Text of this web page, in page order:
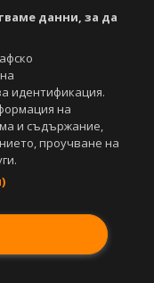
данни, за да
идентификация.
на
и съдържание,
проучване на